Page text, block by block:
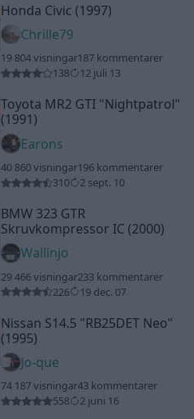
Honda Civic (1997)
Chrille79
19 804 visningar187 kommentarer
138
12 juli 13
Toyota MR2 GTI "Nightpatrol"
(1991)
Earons
40 860 visningar196 kommentarer
310
2 sept. 10
BMW 323 GTR
Skruvkompressor IC (2000)
Wallinjo
29 466 visningar233 kommentarer
226
19 dec. 07
Nissan S14.5 "RB25DET Neo"
(1995)
Jo-que
74 187 visningar43 kommentarer
558
2 juni 16